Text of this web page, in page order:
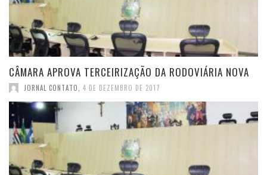
CÂMARA APROVA TERCEIRIZAÇÃO DA RODOVIÁRIA NOVA
JORNAL CONTATO 4 DE DEZEMBRO DE 2017